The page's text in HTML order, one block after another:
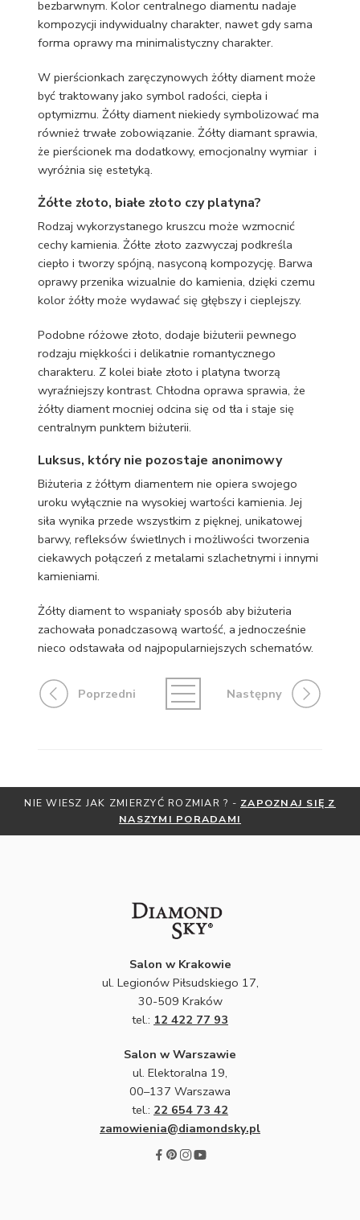
bezbarwnym. Kolor centralnego diamentu nadaje
kompozycji indywidualny charakter, nawet gdy sama
forma oprawy ma minimalistyczny charakter.
W pierścionkach zaręczynowych żółty diament może
być traktowany jako symbol radości, ciepła i
optymizmu. Żółty diament niekiedy symbolizować ma
również trwałe zobowiązanie. Żółty diamant sprawia,
że pierścionek ma dodatkowy, emocjonalny wymiar i
wyróżnia się estetyką.
Żółte złoto, białe złoto czy platyna?
Rodzaj wykorzystanego kruszcu może wzmocnić
cechy kamienia. Żółte złoto zazwyczaj podkreśla
ciepło i tworzy spójną, nasyconą kompozycję. Barwa
oprawy przenika wizualnie do kamienia, dzięki czemu
kolor żółty może wydawać się głębszy i cieplejszy.
Podobne różowe złoto, dodaje biżuterii pewnego
rodzaju miękkości i delikatnie romantycznego
charakteru. Z kolei białe złoto i platyna tworzą
wyraźniejszy kontrast. Chłodna oprawa sprawia, że
żółty diament mocniej odcina się od tła i staje się
centralnym punktem biżuterii.
Luksus, który nie pozostaje anonimowy
Biżuteria z żółtym diamentem nie opiera swojego
uroku wyłącznie na wysokiej wartości kamienia. Jej
siła wynika przede wszystkim z pięknej, unikatowej
barwy, refleksów świetlnych i możliwości tworzenia
ciekawych połączeń z metalami szlachetnymi i innymi
kamieniami.
Żółty diament to wspaniały sposób aby biżuteria
zachowała ponadczasową wartość, a jednocześnie
nieco odstawała od najpopularniejszych schematów.
Poprzedni Następny
NIE WIESZ JAK ZMIERZYĆ ROZMIAR ? - ZAPOZNAJ SIĘ Z
NASZYMI PORADAMI
Salon w Krakowie
ul. Legionów Piłsudskiego 17,
30-509 Kraków
tel.: 12 422 77 93
Salon w Warszawie
ul. Elektoralna 19,
00–137 Warszawa
tel.: 22 654 73 42
zamowienia@diamondsky.pl